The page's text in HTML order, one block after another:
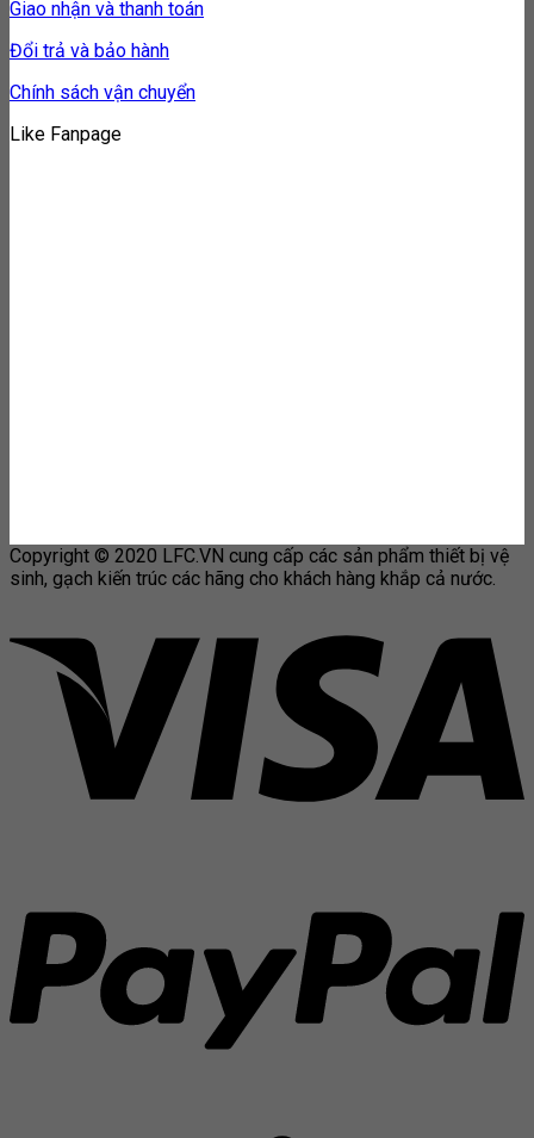
Giao nhận và thanh toán
Đổi trả và bảo hành
Chính sách vận chuyển
Like Fanpage
Copyright © 2020 LFC.VN cung cấp các sản phẩm thiết bị vệ
sinh, gạch kiến trúc các hãng cho khách hàng khắp cả nước.